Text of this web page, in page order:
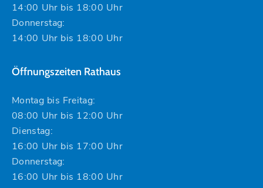
14:00 Uhr bis 18:00 Uhr
Donnerstag:
14:00 Uhr bis 18:00 Uhr
Öffnungszeiten Rathaus
Montag bis Freitag:
08:00 Uhr bis 12:00 Uhr
Dienstag:
16:00 Uhr bis 17:00 Uhr
Donnerstag:
16:00 Uhr bis 18:00 Uhr